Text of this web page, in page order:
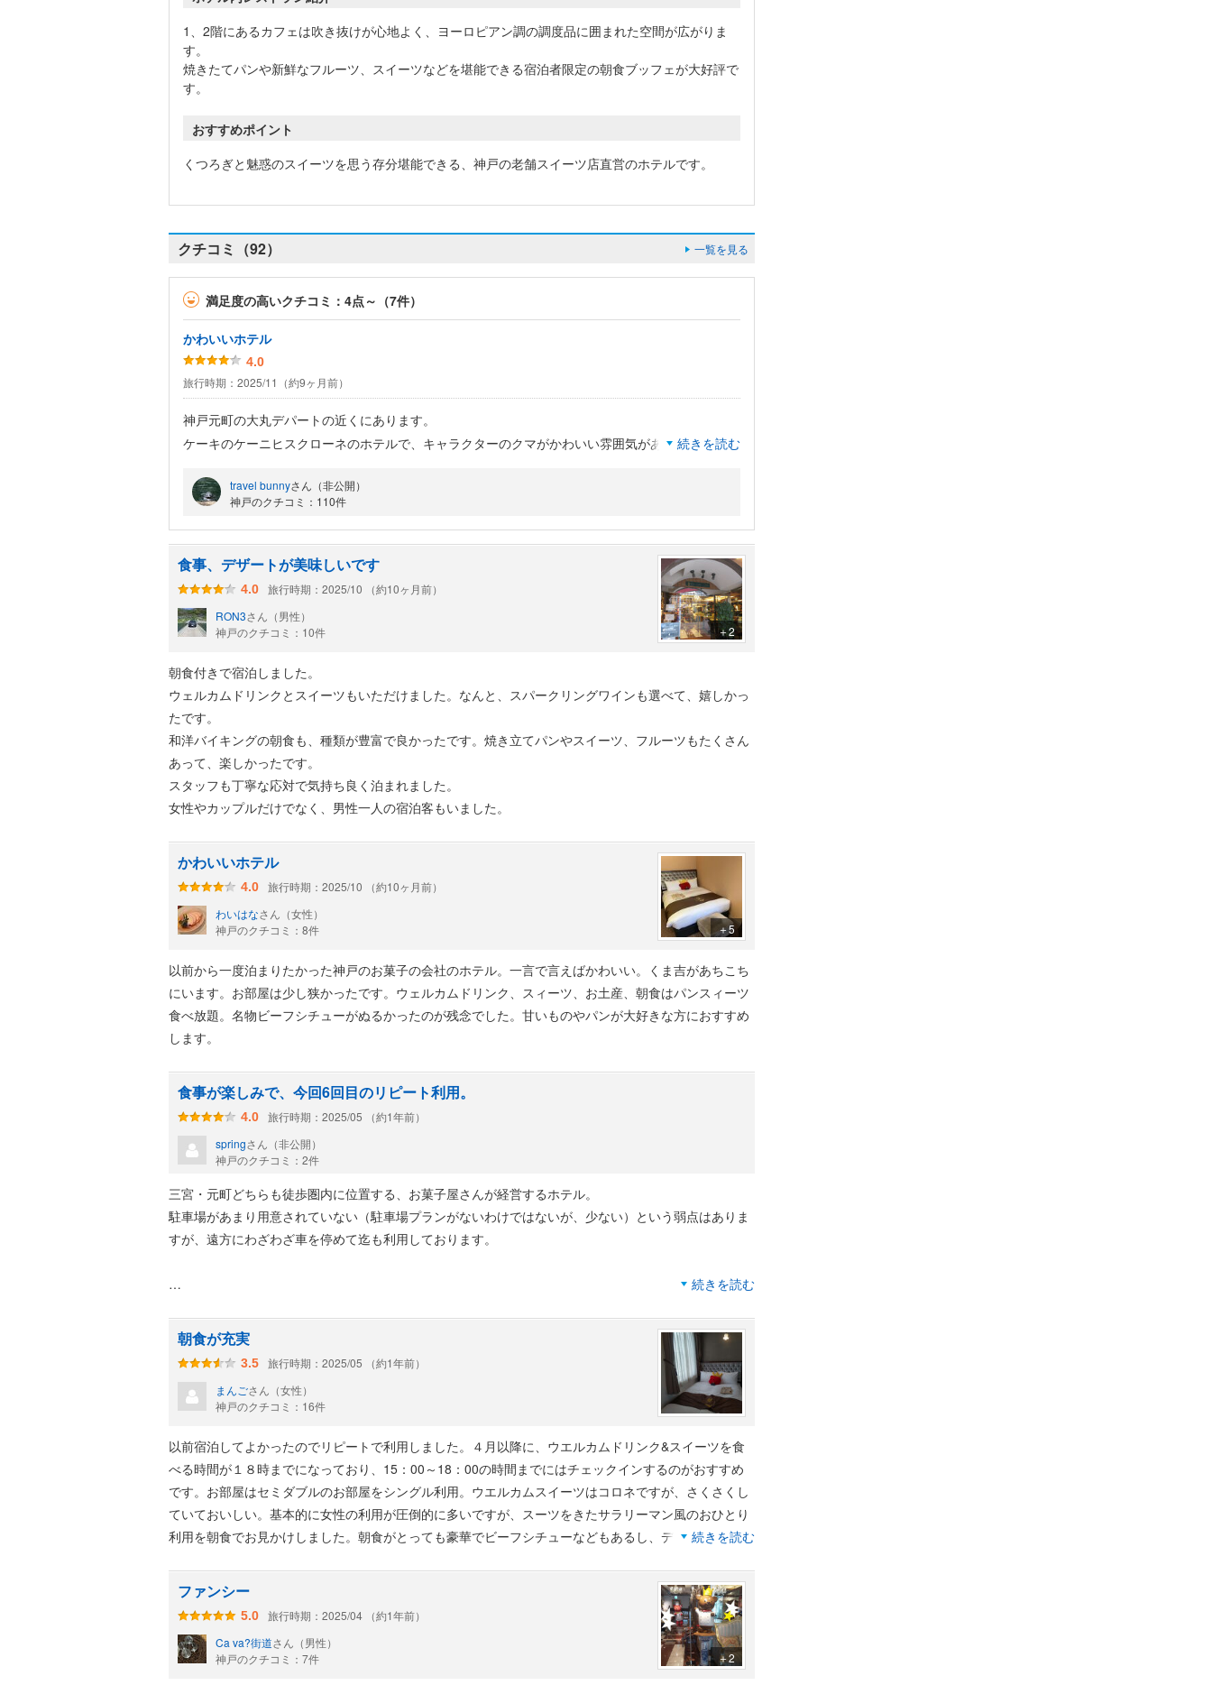
1、2階にあるカフェは吹き抜けが心地よく、ヨーロピアン調の調度品に囲まれた空間が広がりま
す。
焼きたてパンや新鮮なフルーツ、スイーツなどを堪能できる宿泊者限定の朝食ブッフェが大好評で
す。
おすすめポイント
くつろぎと魅惑のスイーツを思う存分堪能できる、神戸の老舗スイーツ店直営のホテルです。
クチコミ（92） 一覧を見る
満足度の高いクチコミ：4点～（7件）
かわいいホテル
4.0
旅行時期：2025/11（約9ヶ月前）
神戸元町の大丸デパートの近くにあります。
ケーキのケーニヒスクローネのホテルで、キャラクターのクマがかわいい雰囲気がありながら、高
1階にはレストラン兼カフェがあります。
このレストランが結構よくてランチにはパン食べ放題が付いてきます。
1階だけではなく2階もあるので混んでいても入れる確率も高いです。
ソファ席もあり、ゆっくりできます。
続きを読む
travel bunnyさん（非公開）
神戸のクチコミ：110件
食事、デザートが美味しいです
4.0
旅行時期：2025/10 （約10ヶ月前）
RON3さん（男性）
神戸のクチコミ：10件
＋2
朝食付きで宿泊しました。
ウェルカムドリンクとスイーツもいただけました。なんと、スパークリングワインも選べて、嬉しかっ
たです。
和洋バイキングの朝食も、種類が豊富で良かったです。焼き立てパンやスイーツ、フルーツもたくさん
あって、楽しかったです。
スタッフも丁寧な応対で気持ち良く泊まれました。
女性やカップルだけでなく、男性一人の宿泊客もいました。
かわいいホテル
4.0
旅行時期：2025/10 （約10ヶ月前）
わいはなさん（女性）
神戸のクチコミ：8件
＋5
以前から一度泊まりたかった神戸のお菓子の会社のホテル。一言で言えばかわいい。くま吉があちこち
にいます。お部屋は少し狭かったです。ウェルカムドリンク、スィーツ、お土産、朝食はパンスィーツ
食べ放題。名物ビーフシチューがぬるかったのが残念でした。甘いものやパンが大好きな方におすすめ
します。
食事が楽しみで、今回6回目のリピート利用。
4.0
旅行時期：2025/05 （約1年前）
springさん（非公開）
神戸のクチコミ：2件
三宮・元町どちらも徒歩圏内に位置する、お菓子屋さんが経営するホテル。
駐車場があまり用意されていない（駐車場プランがないわけではないが、少ない）という弱点はありま
すが、遠方にわざわざ車を停めて迄も利用しております。
変更がある部分はありますが、全般的な構成は変わりないです。パン、沢山のスイーツ、サラダ、飲み
もの、温野菜、目の前で作ってくれるオムレツ等々おおむね洋食系に全振りした構成は潔いともいえる
かもしれません。
続きを読む
朝食が充実
3.5
旅行時期：2025/05 （約1年前）
まんごさん（女性）
神戸のクチコミ：16件
以前宿泊してよかったのでリピートで利用しました。４月以降に、ウエルカムドリンク&スイーツを食
べる時間が１８時までになっており、15：00～18：00の時間までにはチェックインするのがおすすめ
です。お部屋はセミダブルのお部屋をシングル利用。ウエルカムスイーツはコロネですが、さくさくし
ていておいしい。基本的に女性の利用が圧倒的に多いですが、スーツをきたサラリーマン風のおひとり
利用を朝食でお見かけしました。朝食がとっても豪華でビーフシチューなどもあるし、デザートとパン
またウェルカムプレゼントをフロントで選べるのでそれもうれしい。ポーチをいただきました。
続きを読む
ファンシー
5.0
旅行時期：2025/04 （約1年前）
Ca va?街道さん（男性）
神戸のクチコミ：7件
＋2